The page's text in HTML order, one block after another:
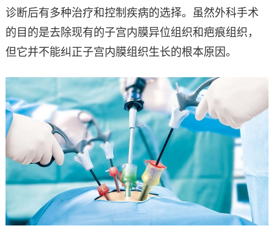
诊断后有多种治疗和控制疾病的选择。虽然外科手术
的目的是去除现有的子宫内膜异位组织和疤痕组织，
但它并不能纠正子宫内膜组织生长的根本原因。